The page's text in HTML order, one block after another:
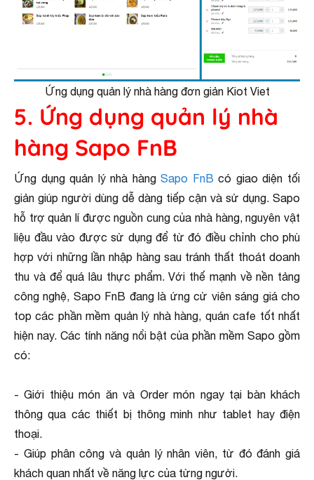
Ứng dụng quản lý nhà hàng đơn giản Kiot Viet
5. Ứng dụng quản lý nhà
hàng Sapo FnB
Ứng dụng quản lý nhà hàngSapo FnBcó giao diện tối
giản giúp người dùng dễ dàng tiếp cận và sử dụng. Sapo
hỗ trợ quản lí được nguồn cung của nhà hàng, nguyên vật
liệu đầu vào được sử dụng để từ đó điều chỉnh cho phù
hợp với những lần nhập hàng sau tránh thất thoát doanh
thu và để quá lâu thực phẩm. Với thế mạnh về nền tảng
công nghệ, Sapo FnB đang là ứng cử viên sáng giá cho
top các phần mềm quản lý nhà hàng, quán cafe tốt nhất
hiện nay. Các tính năng nổi bật của phần mềm Sapo gồm
có:
- Giới thiệu món ăn và Order món ngay tại bàn khách
thông qua các thiết bị thông minh như tablet hay điện
thoại.
- Giúp phân công và quản lý nhân viên, từ đó đánh giá
khách quan nhất về năng lực của từng người.